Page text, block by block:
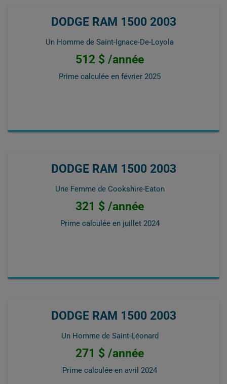
DODGE RAM 1500 2003
Un Homme de Saint-Ignace-De-Loyola
512 $ /année
Prime calculée en février 2025
DODGE RAM 1500 2003
Une Femme de Cookshire-Eaton
321 $ /année
Prime calculée en juillet 2024
DODGE RAM 1500 2003
Un Homme de Saint-Léonard
271 $ /année
Prime calculée en avril 2024